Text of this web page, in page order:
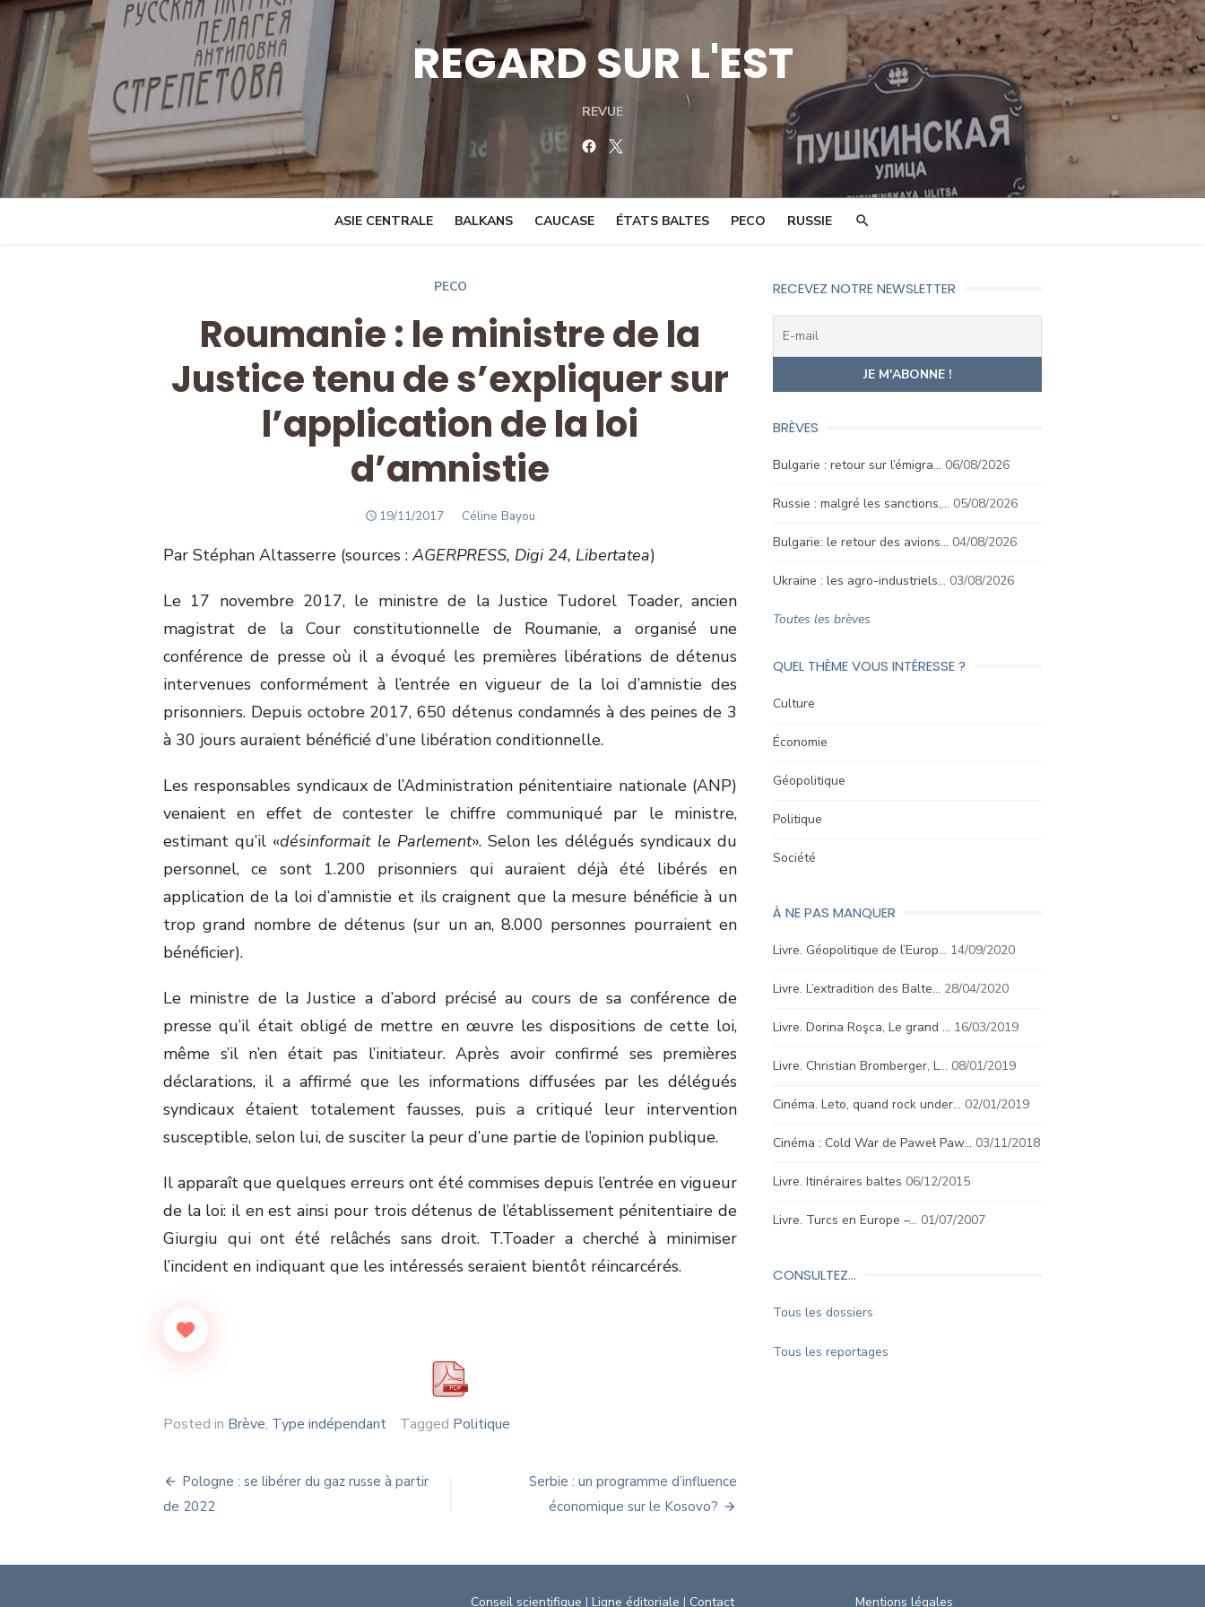
Skip
content
REGARD SUR L'EST
REVUE
Facebook
ASIE CENTRALE BALKANS CAUCASE ÉTATS BALTES PECO RUSSIE
PECO
Roumanie : le ministre de la
Justice tenu de s’expliquer sur
l’application de la loi
d’amnistie
POSTED
19/11/2017 Author
Céline Bayou
Par Stéphan Altasserre (sources : AGERPRESS, Digi 24, Libertatea)
Le 17 novembre 2017, le ministre de la Justice Tudorel Toader, ancien
magistrat de la Cour constitutionnelle de Roumanie, a organisé une
conférence de presse où il a évoqué les premières libérations de détenus
intervenues conformément à l’entrée en vigueur de la loi d’amnistie des
prisonniers. Depuis octobre 2017, 650 détenus condamnés à des peines de 3
à 30 jours auraient bénéficié d’une libération conditionnelle.
Les responsables syndicaux de l’Administration pénitentiaire nationale (ANP)
venaient en effet de contester le chiffre communiqué par le ministre,
estimant qu’il «désinformait le Parlement». Selon les délégués syndicaux du
personnel, ce sont 1.200 prisonniers qui auraient déjà été libérés en
application de la loi d’amnistie et ils craignent que la mesure bénéficie à un
trop grand nombre de détenus (sur un an, 8.000 personnes pourraient en
bénéficier).
Le ministre de la Justice a d’abord précisé au cours de sa conférence de
presse qu’il était obligé de mettre en œuvre les dispositions de cette loi,
même s’il n’en était pas l’initiateur. Après avoir confirmé ses premières
déclarations, il a affirmé que les informations diffusées par les délégués
syndicaux étaient totalement fausses, puis a critiqué leur intervention
susceptible, selon lui, de susciter la peur d’une partie de l’opinion publique.
Il apparaît que quelques erreurs ont été commises depuis l’entrée en vigueur
de la loi: il en est ainsi pour trois détenus de l’établissement pénitentiaire de
Giurgiu qui ont été relâchés sans droit. T.Toader a cherché à minimiser
l’incident en indiquant que les intéressés seraient bientôt réincarcérés.
Posted in Brève, Type indépendant Tagged Politique
Navigation
de
Pologne : se libérer du gaz russe à partir
de 2022
Serbie : un programme d’influence
économique sur le Kosovo?
RECEVEZ NOTRE NEWSLETTER
BRÈVES
Bulgarie : retour sur l’émigra… 06/08/2026
Russie : malgré les sanctions,… 05/08/2026
Bulgarie: le retour des avions… 04/08/2026
Ukraine : les agro-industriels… 03/08/2026
Toutes les brèves
QUEL THÈME VOUS INTÉRESSE ?
Culture
Économie
Géopolitique
Politique
Société
À NE PAS MANQUER
Livre. Géopolitique de l’Europ… 14/09/2020
Livre. L’extradition des Balte… 28/04/2020
Livre. Dorina Roşca, Le grand … 16/03/2019
Livre. Christian Bromberger, L… 08/01/2019
Cinéma. Leto, quand rock under… 02/01/2019
Cinéma : Cold War de Paweł Paw… 03/11/2018
Livre. Itinéraires baltes 06/12/2015
Livre. Turcs en Europe –… 01/07/2007
CONSULTEZ…
Tous les dossiers
Tous les reportages
Conseil scientifique | Ligne éditoriale | Contact Mentions légales